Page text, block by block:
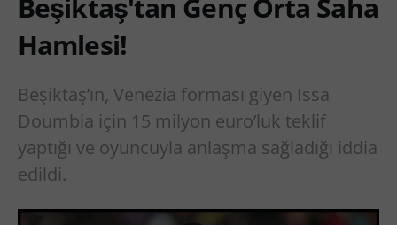
Beşiktaş'tan Genç Orta Saha
Hamlesi!
Beşiktaş’ın, Venezia forması giyen Issa
Doumbia için 15 milyon euro’luk teklif
yaptığı ve oyuncuyla anlaşma sağladığı iddia
edildi.